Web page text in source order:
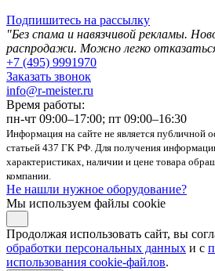
Подпишитесь на рассылку
"Без спама и навязчивой рекламы.
распродажи. Можно легко
+7 (495) 9991970
Заказать звонок
info@r-meister.ru
Время работы:
пн-чт 09:00–17:00; пт 09:00–16:30
Информация на сайте не является публичной
статьей 437 ГК РФ. Для получения
характеристиках, наличии и цене товара
компании.
Не нашли нужное оборудование?
Мы используем файлы cookie
Продолжая использовать сайт, вы
обработки персональных данных и с
использования cookie-файлов.